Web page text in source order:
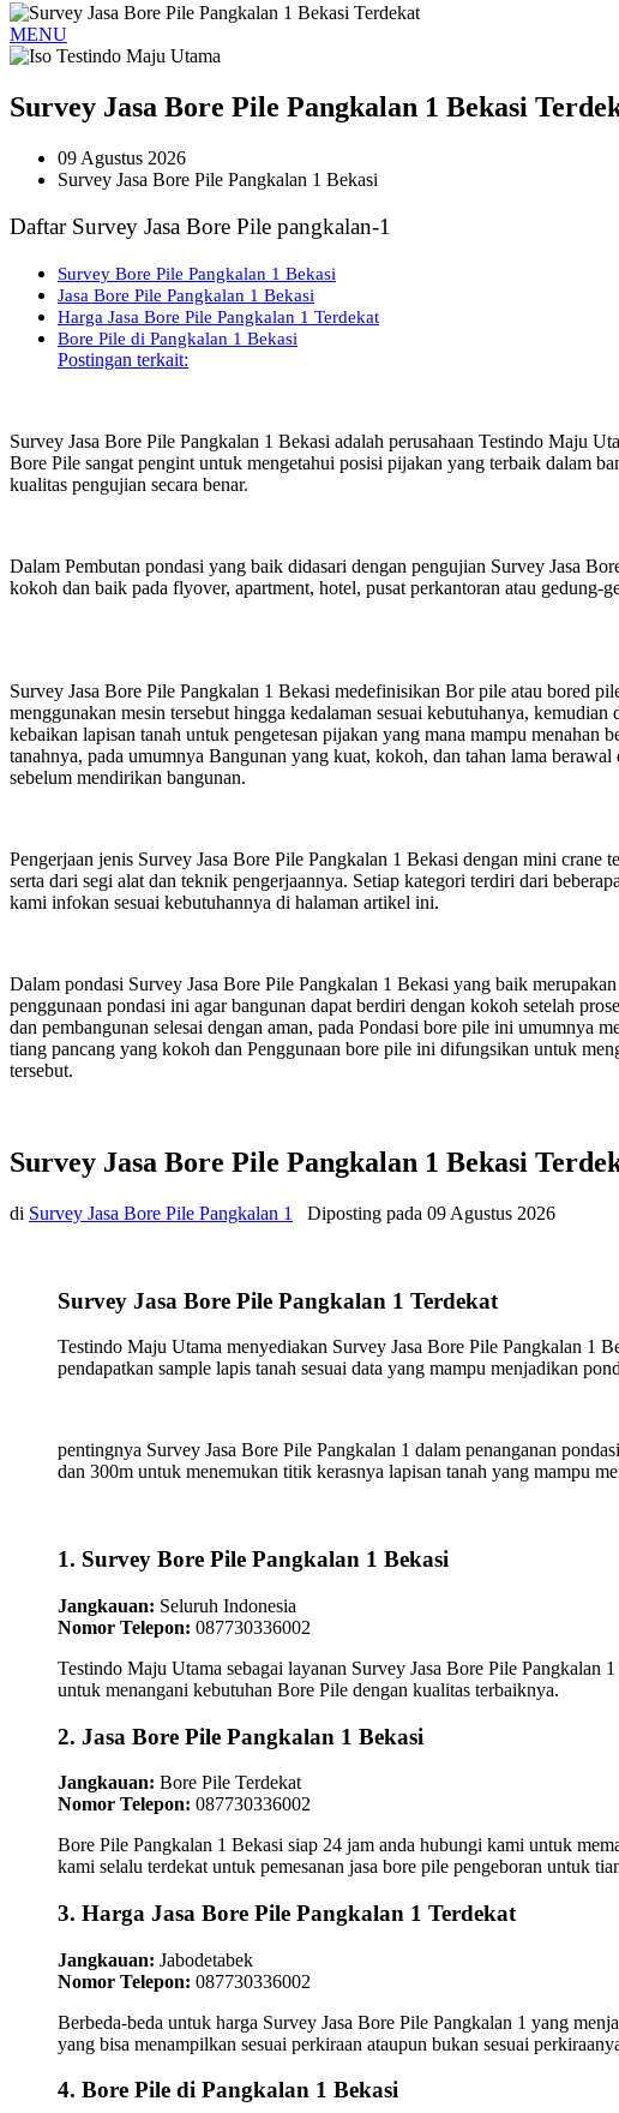
MENU
Survey Jasa Bore Pile Pangkalan 1 Bekasi
09 Agustus 2026
Survey Jasa Bore Pile Pangkalan 1 Bekasi
Daftar Survey Jasa Bore Pile pangkalan-1
Survey Bore Pile Pangkalan 1 Bekasi
Jasa Bore Pile Pangkalan 1 Bekasi
Harga Jasa Bore Pile Pangkalan 1 Terdekat
Bore Pile di Pangkalan 1 Bekasi
Postingan terkait:
Survey Jasa Bore Pile Pangkalan 1 Bekasi adalah perusahaan Testindo Maju
Bore Pile sangat pengint untuk mengetahui posisi pijakan yang terbaik dalam
kualitas pengujian secara benar.
Dalam Pembutan pondasi yang baik didasari dengan pengujian Survey Jasa
kokoh dan baik pada flyover, apartment, hotel, pusat perkantoran atau
Survey Jasa Bore Pile Pangkalan 1 Bekasi medefinisikan Bor pile atau bored
menggunakan mesin tersebut hingga kedalaman sesuai kebutuhanya,
kebaikan lapisan tanah untuk pengetesan pijakan yang mana mampu menahan
tanahnya, pada umumnya Bangunan yang kuat, kokoh, dan tahan lama
sebelum mendirikan bangunan.
Pengerjaan jenis Survey Jasa Bore Pile Pangkalan 1 Bekasi dengan mini
serta dari segi alat dan teknik pengerjaannya. Setiap kategori terdiri dari
kami infokan sesuai kebutuhannya di halaman artikel ini.
Dalam pondasi Survey Jasa Bore Pile Pangkalan 1 Bekasi yang baik
penggunaan pondasi ini agar bangunan dapat berdiri dengan kokoh setelah
dan pembangunan selesai dengan aman, pada Pondasi bore pile ini
tiang pancang yang kokoh dan Penggunaan bore pile ini difungsikan untuk
tersebut.
Survey Jasa Bore Pile Pangkalan 1 Bekasi
di Survey Jasa Bore Pile Pangkalan 1 Diposting pada 09 Agustus 2026
Survey Jasa Bore Pile Pangkalan 1 Terdekat
Testindo Maju Utama menyediakan Survey Jasa Bore Pile Pangkalan 1
pendapatkan sample lapis tanah sesuai data yang mampu menjadikan
pentingnya Survey Jasa Bore Pile Pangkalan 1 dalam penanganan
dan 300m untuk menemukan titik kerasnya lapisan tanah yang mampu
1. Survey Bore Pile Pangkalan 1 Bekasi
Jangkauan: Seluruh Indonesia
Nomor Telepon: 087730336002
Testindo Maju Utama sebagai layanan Survey Jasa Bore Pile
untuk menangani kebutuhan Bore Pile dengan kualitas terbaiknya.
2. Jasa Bore Pile Pangkalan 1 Bekasi
Jangkauan: Bore Pile Terdekat
Nomor Telepon: 087730336002
Bore Pile Pangkalan 1 Bekasi siap 24 jam anda hubungi kami untuk
kami selalu terdekat untuk pemesanan jasa bore pile pengeboran untuk
3. Harga Jasa Bore Pile Pangkalan 1 Terdekat
Jangkauan: Jabodetabek
Nomor Telepon: 087730336002
Berbeda-beda untuk harga Survey Jasa Bore Pile Pangkalan 1 yang
yang bisa menampilkan sesuai perkiraan ataupun bukan sesuai
4. Bore Pile di Pangkalan 1 Bekasi